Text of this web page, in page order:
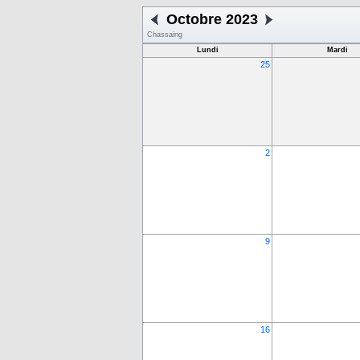
Octobre 2023
Chassaing
Lundi
Mardi
25
2
9
16